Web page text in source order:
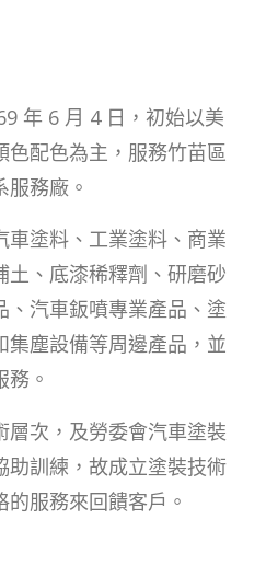
年 6 月 4 日，初始以美
色配色為主，服務竹苗區
務廠。
車塗料、工業塗料、商業
土、底漆稀釋劑、研磨砂
、汽車鈑噴專業產品、塗
集塵設備等周邊產品，並
。
層次，及勞委會汽車塗裝
助訓練，故成立塗裝技術
服務來回饋客戶。